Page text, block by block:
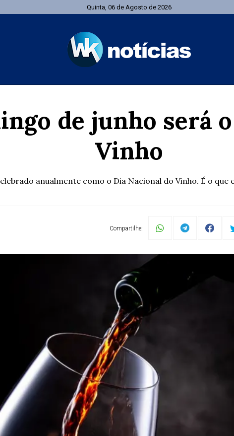
Quinta, 06 de Agosto de 2026
de junho será
Vinho
anualmente como o Dia Nacional do Vinho. É o que
Compartilhe: